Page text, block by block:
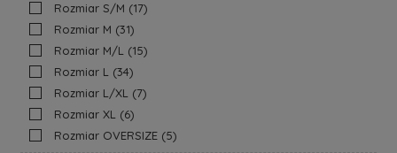
Rozmiar S/M (17)
Rozmiar M (31)
Rozmiar M/L
(15)
Rozmiar L
(34)
Rozmiar L/XL
(7)
Rozmiar XL
(6)
Rozmiar OVERSIZE (5)